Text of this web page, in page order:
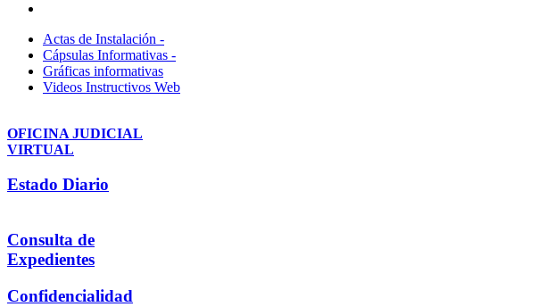
Actas de Instalación -
Cápsulas Informativas -
Gráficas informativas
Videos Instructivos Web
OFICINA JUDICIAL
VIRTUAL
Estado Diario
Consulta de
Expedientes
Confidencialidad